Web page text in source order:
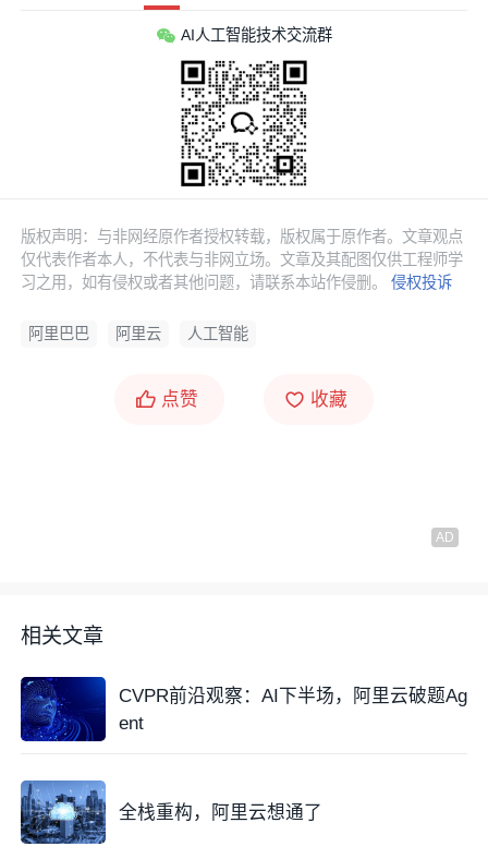
AI人工智能技术交流群
版权声明：与非网经原作者授权转载，版权属于原作者。文章观点
仅代表作者本人，不代表与非网立场。文章及其配图仅供工程师学
习之用，如有侵权或者其他问题，请联系本站作侵删。侵权投诉
阿里巴巴 阿里云 人工智能
点赞 收藏
相关文章
CVPR前沿观察：AI下半场，阿里云破题Ag
ent
全栈重构，阿里云想通了